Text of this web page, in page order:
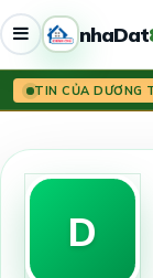
nhaDat
TIN CỦA DƯƠNG
D